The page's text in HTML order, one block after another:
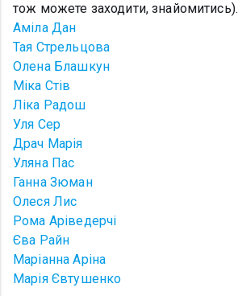
тож можете заходити, знайомитись).
Аміла Дан
Тая Стрельцова
Олена Блашкун
Міка Стів
Ліка Радош
Уля Сер
Драч Марія
Уляна Пас
Ганна Зюман
Олеся Лис
Рома Аріведерчі
Єва Райн
Маріанна Аріна
Марія Євтушенко